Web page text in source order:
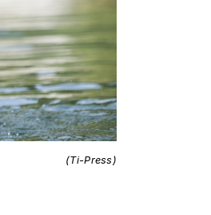
(Ti-Press)